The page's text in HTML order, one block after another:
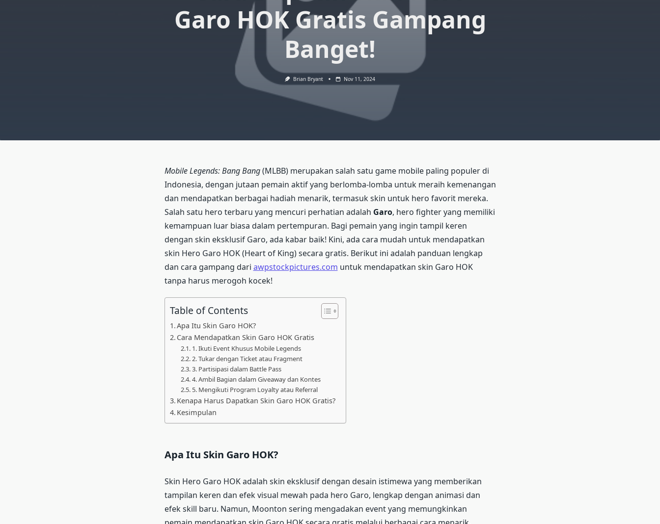
Garo HOK Gratis Gampang
Banget!
Brian Bryant Nov 11, 2024
Mobile Legends: Bang Bang(MLBB) merupakan salah satu game mobile paling populer di
Indonesia, dengan jutaan pemain aktif yang berlomba-lomba untuk meraih kemenangan
dan mendapatkan berbagai hadiah menarik, termasuk skin untuk hero favorit mereka.
Salah satu hero terbaru yang mencuri perhatian adalah Garo, hero fighter yang memiliki
kemampuan luar biasa dalam pertempuran. Bagi pemain yang ingin tampil keren
dengan skin eksklusif Garo, ada kabar baik! Kini, ada cara mudah untuk mendapatkan
skin Hero Garo HOK (Heart of King) secara gratis. Berikut ini adalah panduan lengkap
dan cara gampang dari awpstockpictures.com untuk mendapatkan skin Garo HOK
tanpa harus merogoh kocek!
Table of Contents
Apa Itu Skin Garo HOK?
Cara Mendapatkan Skin Garo HOK Gratis
1. Ikuti Event Khusus Mobile Legends
2. Tukar dengan Ticket atau Fragment
3. Partisipasi dalam Battle Pass
4. Ambil Bagian dalam Giveaway dan Kontes
5. Mengikuti Program Loyalty atau Referral
Kenapa Harus Dapatkan Skin Garo HOK Gratis?
Kesimpulan
Apa Itu Skin Garo HOK?
Skin Hero Garo HOK adalah skin eksklusif dengan desain istimewa yang memberikan
tampilan keren dan efek visual mewah pada hero Garo, lengkap dengan animasi dan
efek skill baru. Namun, Moonton sering mengadakan event yang memungkinkan